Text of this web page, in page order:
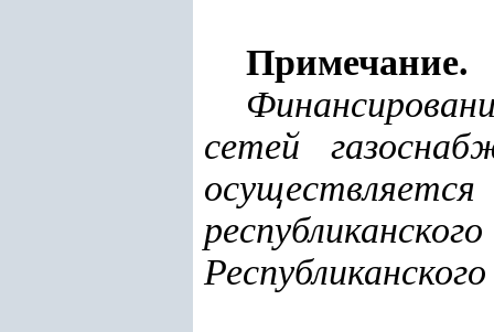
Примечание.
сетей